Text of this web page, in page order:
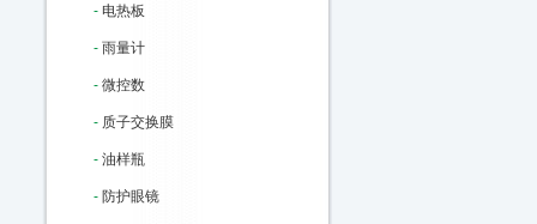
- 电热板
- 雨量计
- 微控数
- 质子交换膜
- 油样瓶
- 防护眼镜